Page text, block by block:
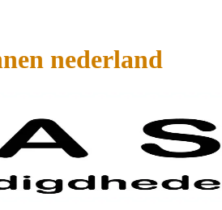
nederland